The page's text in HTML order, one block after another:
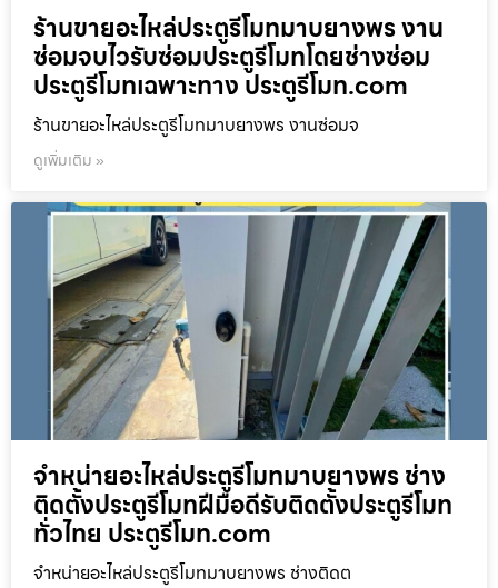
ร้านขายอะไหล่ประตูรีโมทมาบยางพร งาน
ซ่อมจบไวรับซ่อมประตูรีโมทโดยช่างซ่อม
ประตูรีโมทเฉพาะทาง ประตูรีโมท.com
ร้านขายอะไหล่ประตูรีโมทมาบยางพร งานซ่อมจ
ดูเพิ่มเติม »
จำหน่ายอะไหล่ประตูรีโมทมาบยางพร ช่าง
ติดตั้งประตูรีโมทฝีมือดีรับติดตั้งประตูรีโมท
ทั่วไทย ประตูรีโมท.com
จำหน่ายอะไหล่ประตูรีโมทมาบยางพร ช่างติดต